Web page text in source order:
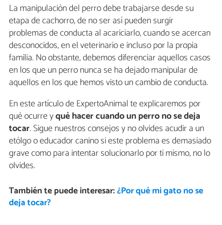
La manipulación del perro debe trabajarse desde su
etapa de cachorro, de no ser así pueden surgir
problemas de conducta al acariciarlo, cuando se acercan
desconocidos, en el veterinario e incluso por la propia
familia. No obstante, debemos diferenciar aquellos casos
en los que un perro nunca se ha dejado manipular de
aquellos en los que hemos visto un cambio de conducta.
En este artículo de ExpertoAnimal te explicaremos por
qué ocurre yqué hacer cuando un perro no se deja
tocar. Sigue nuestros consejos y no olvides acudir a un
etólgo o educador canino si este problema es demasiado
grave como para intentar solucionarlo por ti mismo, no lo
olvides.
También te puede interesar:¿Por qué mi gato no se
deja tocar?